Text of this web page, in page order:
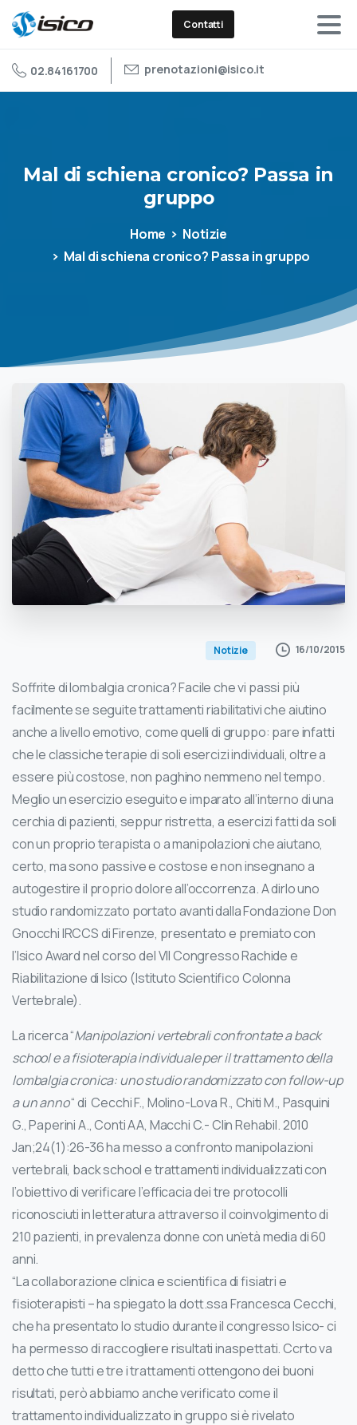
Contatti
02.84161700 prenotazioni@isico.it
Mal di schiena cronico? Passa in
gruppo
Home
Notizie
Mal di schiena cronico? Passa in gruppo
Notizie 16/10/2015
Soffrite di lombalgia cronica? Facile che vi passi più
facilmente se seguite trattamenti riabilitativi che aiutino
anche a livello emotivo, come quelli di gruppo: pare infatti
che le classiche terapie di soli esercizi individuali, oltre a
essere più costose, non paghino nemmeno nel tempo.
Meglio un esercizio eseguito e imparato all’interno di una
cerchia di pazienti, seppur ristretta, a esercizi fatti da soli
con un proprio terapista o a manipolazioni che aiutano,
certo, ma sono passive e costose e non insegnano a
autogestire il proprio dolore all’occorrenza. A dirlo uno
studio randomizzato portato avanti dalla Fondazione Don
Gnocchi IRCCS di Firenze, presentato e premiato con
l’Isico Award nel corso del VII Congresso Rachide e
Riabilitazione di Isico (Istituto Scientifico Colonna
Vertebrale).
La ricerca “Manipolazioni vertebrali confrontate a back
school e a fisioterapia individuale per il trattamento della
lombalgia cronica: uno studio randomizzato con follow-up
a un anno“ di Cecchi F., Molino-Lova R., Chiti M., Pasquini
G., Paperini A., Conti AA, Macchi C.- Clin Rehabil. 2010
Jan;24(1):26-36 ha messo a confronto manipolazioni
vertebrali, back school e trattamenti individualizzati con
l’obiettivo di verificare l’efficacia dei tre protocolli
riconosciuti in letteratura attraverso il coinvolgimento di
210 pazienti, in prevalenza donne con un’età media di 60
anni.
“La collaborazione clinica e scientifica di fisiatri e
fisioterapisti – ha spiegato la dott.ssa Francesca Cecchi,
che ha presentato lo studio durante il congresso Isico- ci
ha permesso di raccogliere risultati inaspettati. Ccrto va
detto che tutti e tre i trattamenti ottengono dei buoni
risultati, però abbiamo anche verificato come il
trattamento individualizzato in gruppo si è rivelato